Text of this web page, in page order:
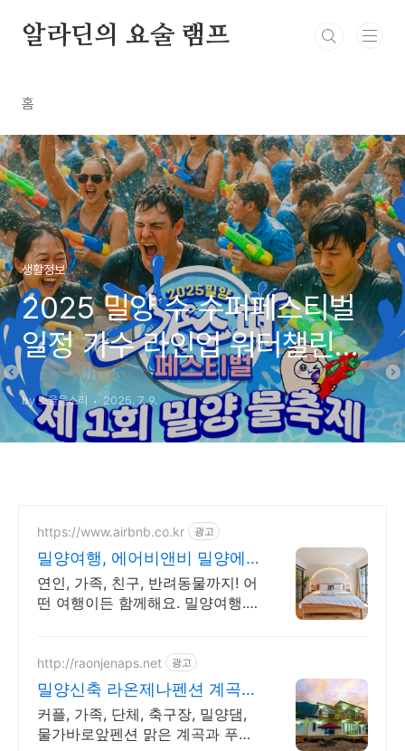
알라딘의 요술 램프
홈
생활정보
2025 밀양 수 수퍼페스티벌
일정 가수 라인업 워터챌린지
참가 신청 방법
by 소울음소리 2025. 7. 9.
https://www.airbnb.co.kr 광고
밀양여행, 에어비앤비 밀양에
서 살아보기
연인, 가족, 친구, 반려동물까지! 어
떤 여행이든 함께해요. 밀양여행.
http://raonjenaps.net 광고
밀양신축 라온제나펜션 계곡
앞 복층펜션 개별바베큐
커플, 가족, 단체, 축구장, 밀양댐,
물가바로앞펜션 맑은 계곡과 푸른